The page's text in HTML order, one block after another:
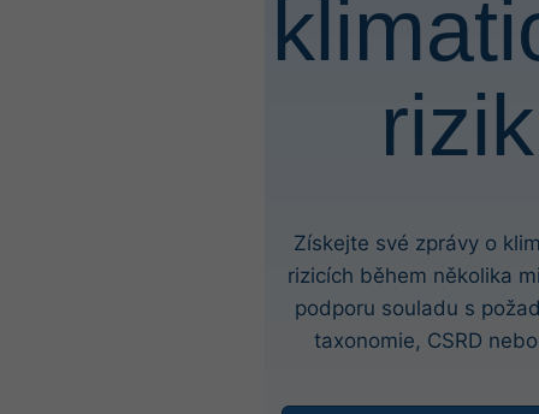
rizik
Získejte své zprávy o
rizicích během několika
podporu souladu s
taxonomie, CSRD nebo